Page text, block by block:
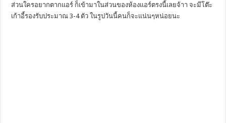
ส่วนใครอยากตากแอร์ ก็เข้ามาในส่วนของห้องแอร์ตรงนี้เลยจ้าา จะมีโต๊ะ
เก้าอี้รองรับประมาณ 3-4 ตัว ในรูปวันนี้คนก็จะแน่นๆหน่อยนะ